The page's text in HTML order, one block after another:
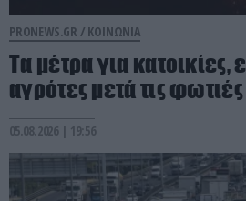
PRONEWS.GR / ΚΟΙΝΩΝΙΑ
Τα μέτρα για κατοικίες,
αγρότες μετά τις φωτιές
05.08.2026 | 19:56